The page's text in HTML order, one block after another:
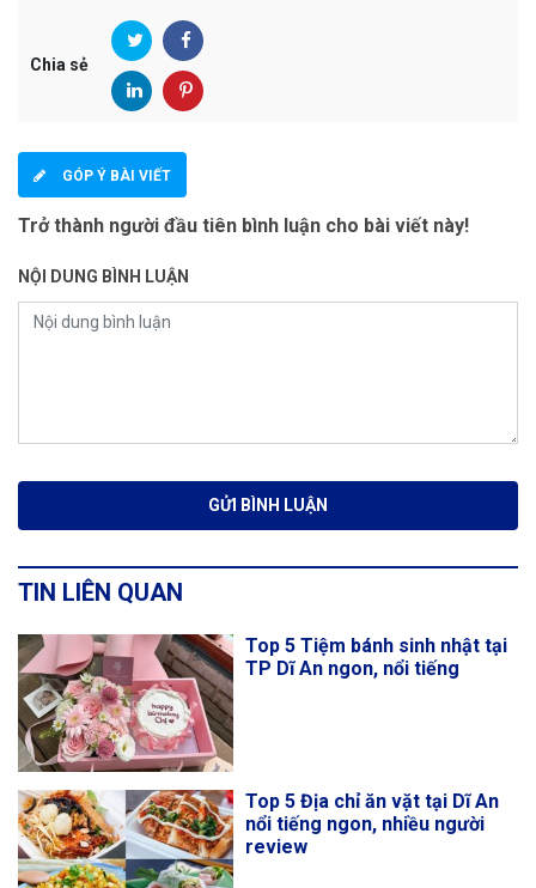
Chia sẻ
GÓP Ý BÀI VIẾT
Trở thành người đầu tiên bình luận cho bài viết này!
NỘI DUNG BÌNH LUẬN
TIN LIÊN QUAN
Top 5 Tiệm bánh sinh nhật tại
TP Dĩ An ngon, nổi tiếng
Top 5 Địa chỉ ăn vặt tại Dĩ An
nổi tiếng ngon, nhiều người
review